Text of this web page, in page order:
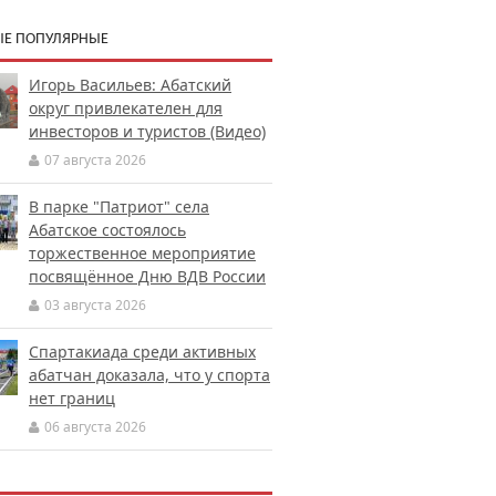
ПОПУЛЯРНЫЕ
Игорь Васильев: Абатский
округ привлекателен для
инвесторов и туристов (Видео)
07 августа 2026
В парке "Патриот" села
Абатское состоялось
торжественное мероприятие
посвящённое Дню ВДВ России
03 августа 2026
Спартакиада среди активных
абатчан доказала, что у спорта
нет границ
06 августа 2026